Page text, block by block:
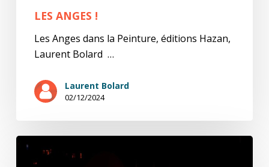
LES ANGES !
Les Anges dans la Peinture, éditions Hazan,
Laurent Bolard …
Laurent Bolard
02/12/2024
Yannick